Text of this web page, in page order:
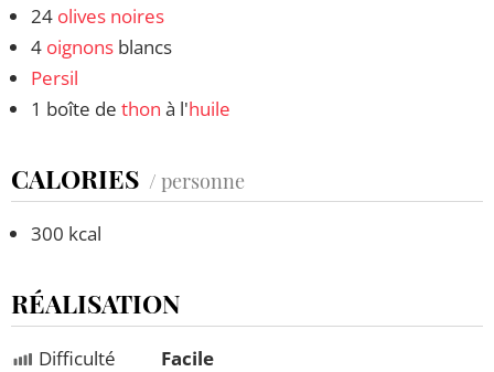
24 olives noires
4 oignons blancs
Persil
1 boîte de thon à l'huile
CALORIES / personne
300 kcal
RÉALISATION
Difficulté
Facile